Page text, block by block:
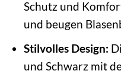
Schutz und
und beugen
Stilvolles Design:
und Schwarz mit